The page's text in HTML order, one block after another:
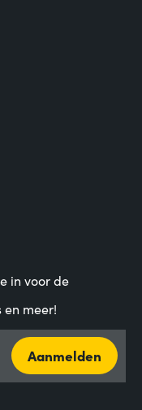
in voor de
meer!
Aanmelden